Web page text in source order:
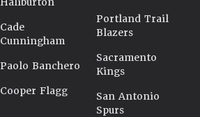
Cade
Cunningham
Paolo Banchero
Cooper Flagg
Portland Trail
Blazers
Sacramento
Kings
San Antonio
Spurs